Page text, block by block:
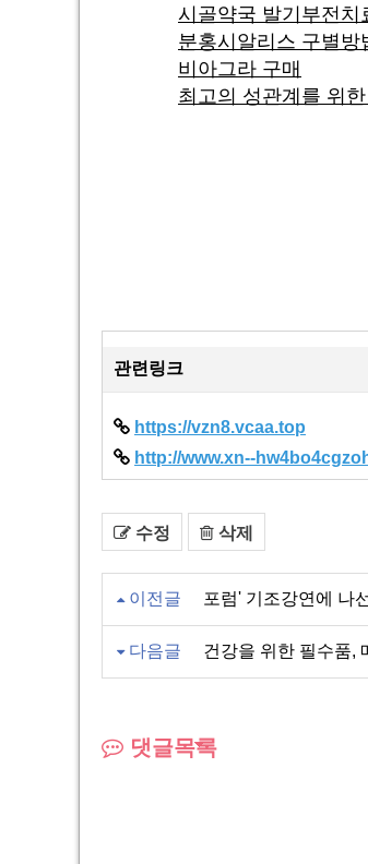
시골약국 발기부전치
분홍시알리스 구별
비아그라 구매
최고의 성관계를 위
관련링크
https://vzn8.vcaa.top
http://www.xn--
수정 삭제
이전글 포럼' 기조강연에 나
다음글 건강을 위한 필수품,
댓글목록